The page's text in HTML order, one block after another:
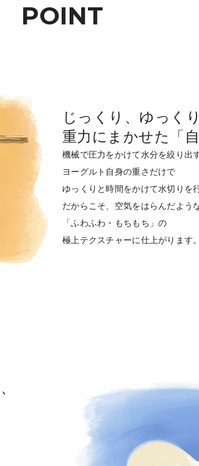
POINT
じっくり、ゆっく
重力にまかせた「
機械で圧力をかけて水分を絞り出
ヨーグルト自身の重さだけで
ゆっくりと時間をかけて水切りを
だからこそ、空気をはらんだよう
「ふわふわ・もちもち」の
極上テクスチャーに仕上がります